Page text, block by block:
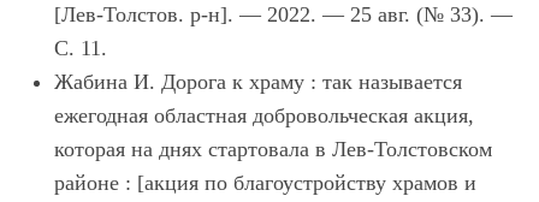
[Лев-Толстов. р-н]. — 2022. — 25 авг. (№ 33). —
С. 11.
Жабина И. Дорога к храму : так называется
ежегодная областная добровольческая акция,
которая на днях стартовала в Лев-Толстовском
районе : [акция по благоустройству храмов и